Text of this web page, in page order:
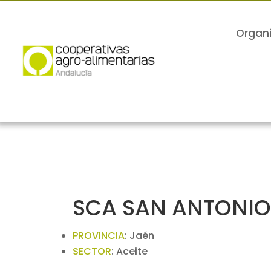
SCA SAN
PROVINCIA: Jaén
SECTOR:Aceite